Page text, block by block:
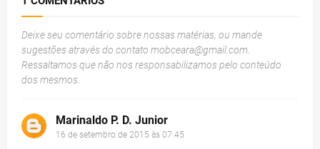
Deixe seu comentário sobre nossas matérias, ou mande
sugestões através do contato mobceara@gmail.com
Ressaltamos que não nos responsabilizamos pelo conteúdo
dos mesmos.
Marinaldo P. D. Junior
16 de setembro de 2015 às 07:45